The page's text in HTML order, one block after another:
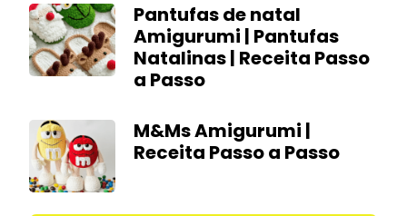
Pantufas de natal
Amigurumi | Pantufas
Natalinas | Receita Passo
a Passo
M&Ms Amigurumi |
Receita Passo a Passo